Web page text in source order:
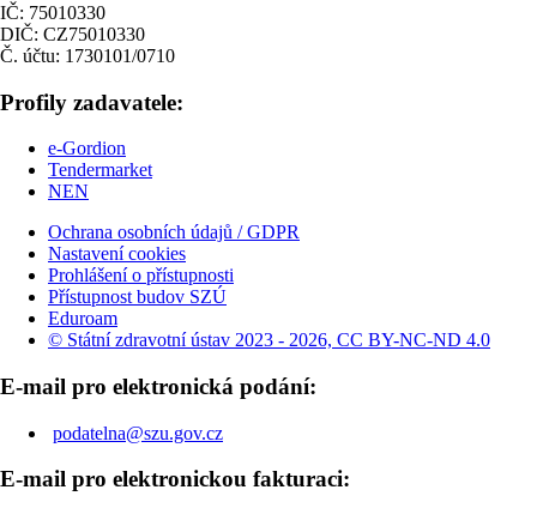
IČ: 75010330
DIČ: CZ75010330
Č. účtu: 1730101/0710
Profily zadavatele:
e-Gordion
Tendermarket
NEN
Ochrana osobních údajů / GDPR
Nastavení cookies
Prohlášení o přístupnosti
Přístupnost budov SZÚ
Eduroam
© Státní zdravotní ústav 2023 - 2026, CC BY-NC-ND 4.0
E-mail pro elektronická podání:
podatelna@szu.gov.cz
E-mail pro elektronickou fakturaci: